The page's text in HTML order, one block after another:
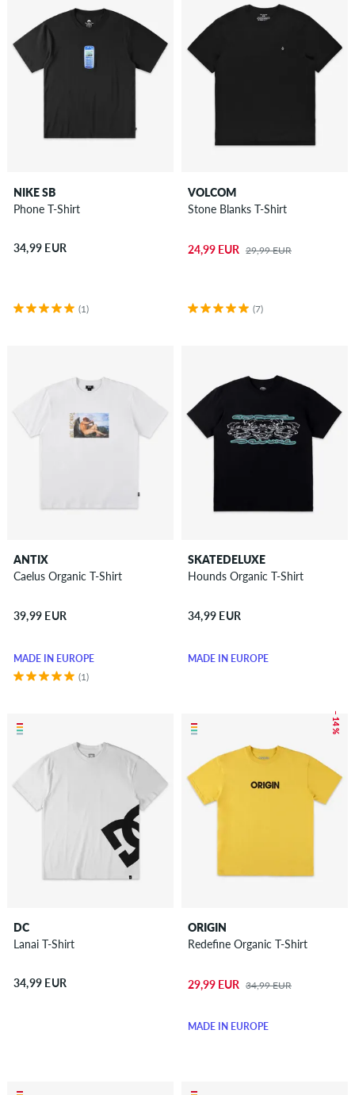
NIKE SB
Phone T-Shirt
34,99 EUR
(1)
VOLCOM
Stone Blanks T-Shirt
24,99 EUR 29,99 EUR
(7)
ANTIX
Caelus Organic T-Shirt
39,99 EUR
MADE IN EUROPE
(1)
SKATEDELUXE
Hounds Organic T-Shirt
34,99 EUR
MADE IN EUROPE
DC
Lanai T-Shirt
34,99 EUR
– 14 %
ORIGIN
Redefine Organic T-Shirt
29,99 EUR 34,99 EUR
MADE IN EUROPE